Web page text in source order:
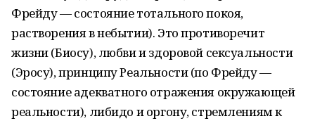
Фрейду — состояние тотального покоя,
растворения в небытии). Это противоречит
жизни (Биосу), любви и здоровой сексуальности
(Эросу), принципу Реальности (по Фрейду —
состояние адекватного отражения окружающей
реальности), либидо и оргону, стремлениям к